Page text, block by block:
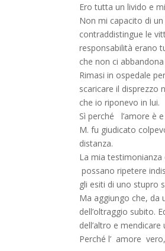
Ero tutta un livido e
Non mi capacito di
contraddistingue le
responsabilità erano
che non ci
Rimasi in ospedale
scaricare il disprezzo
che io riponevo in lui.
Sì perché l’amore è
M. fu giudicato
distanza.
La mia
possano ripetere
gli esiti di uno stupro
Ma aggiungo che, da
dell’oltraggio subito.
dell’altro e
Perché l’ amore